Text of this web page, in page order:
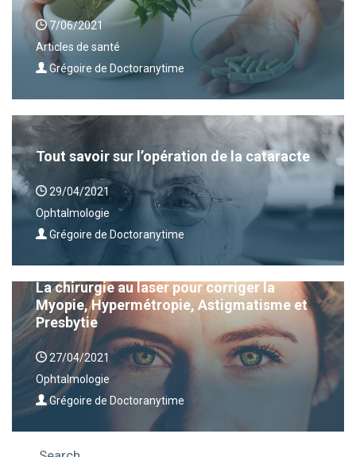
7/06/2021
Articles de santé
Grégoire de Doctoranytime
Tout savoir sur l’opération de la cataracte
29/04/2021
Ophtalmologie
Grégoire de Doctoranytime
La chirurgie au laser pour corriger la
Myopie, Hypermétropie, Astigmatisme et
Presbytie
27/04/2021
Ophtalmologie
Grégoire de Doctoranytime